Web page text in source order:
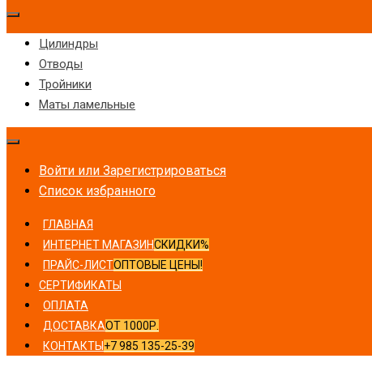
Цилиндры
Отводы
Тройники
Маты ламельные
Войти или Зарегистрироваться
Список избранного
ГЛАВНАЯ
ИНТЕРНЕТ МАГАЗИНСКИДКИ%
ПРАЙС-ЛИСТОПТОВЫЕ ЦЕНЫ!
СЕРТИФИКАТЫ
ОПЛАТА
ДОСТАВКАОТ 1000Р.
КОНТАКТЫ +7 985 135-25-39